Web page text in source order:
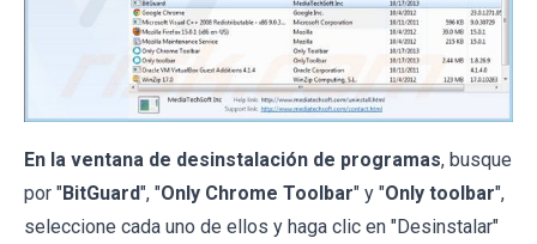
En la ventana de desinstalación de programas, busque
por "BitGuard", "Only Chrome Toolbar" y "Only toolbar",
seleccione cada uno de ellos y haga clic en "Desinstalar"